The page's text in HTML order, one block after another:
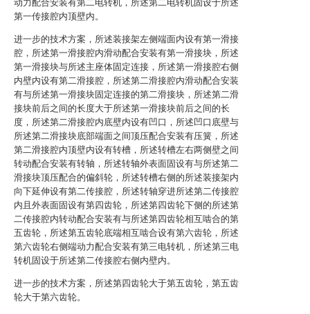
动力配合安装有第二电转机，所述第二电转机固设于所述
第一传接腔内顶壁内。
进一步的技术方案，所述装接架左侧端面内设有第一滑接
腔，所述第一滑接腔内滑动配合安装有第一滑接块，所述
第一滑接块与所述主座体固定连接，所述第一滑接腔右侧
内壁内设有第二滑接腔，所述第二滑接腔内滑动配合安装
有与所述第一滑接块固定连接的第二滑接块，所述第二滑
接块前后之间的长度大于所述第一滑接块前后之间的长
度，所述第二滑接腔内底壁内设有凹口，所述凹口底壁与
所述第二滑接块底部端面之间顶压配合安装有压簧，所述
第二滑接腔内顶壁内设有转槽，所述转槽左右两侧壁之间
转动配合安装有转轴，所述转轴外表面固设有与所述第二
滑接块顶压配合的偏斜轮，所述转槽右侧的所述装接架内
向下延伸设有第二传接腔，所述转轴穿进所述第二传接腔
内且外表面固设有第四齿轮，所述第四齿轮下侧的所述第
二传接腔内转动配合安装有与所述第四齿轮相互啮合的第
五齿轮，所述第五齿轮底端相互啮合设有第六齿轮，所述
第六齿轮右侧端动力配合安装有第三电转机，所述第三电
转机固设于所述第二传接腔右侧内壁内。
进一步的技术方案，所述第四齿轮大于第五齿轮，第五齿
轮大于第六齿轮。